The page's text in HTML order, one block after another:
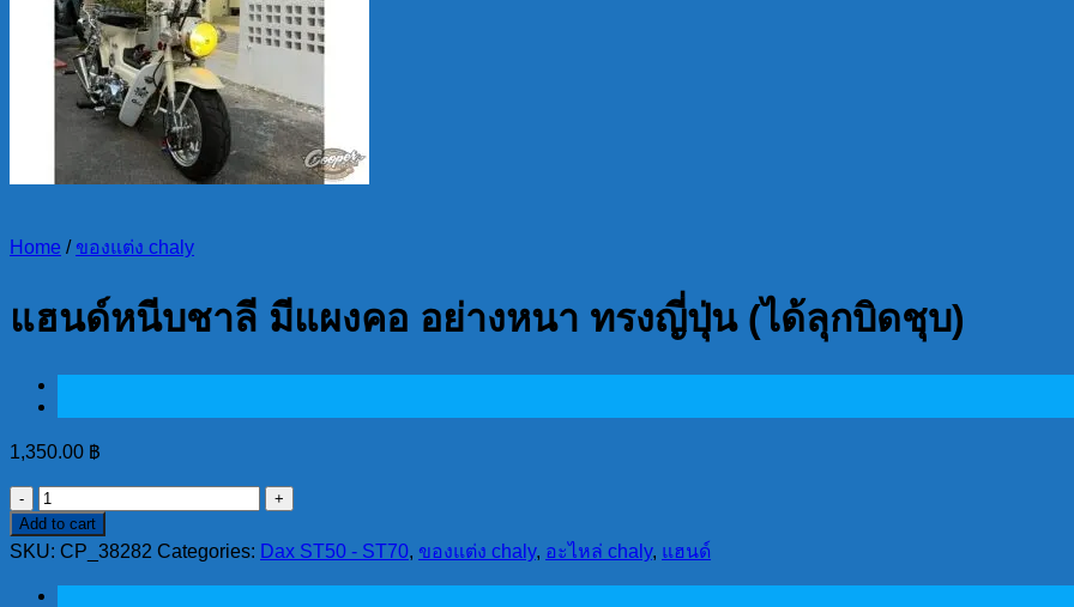
Home / ของแต่ง chaly
แฮนด์หนีบชาลี มีแผงคอ อย่างหนา ทรงญี่ปุ่น (ได้ลุกบิดชุบ)
1,350.00 ฿
แฮนด์
หนีบ
ชาลี
มี
Add to cart
SKU: CP_38282 Categories: Dax ST50 - ST70, ของแต่ง chaly, อะไหล่ chaly, แฮนด์